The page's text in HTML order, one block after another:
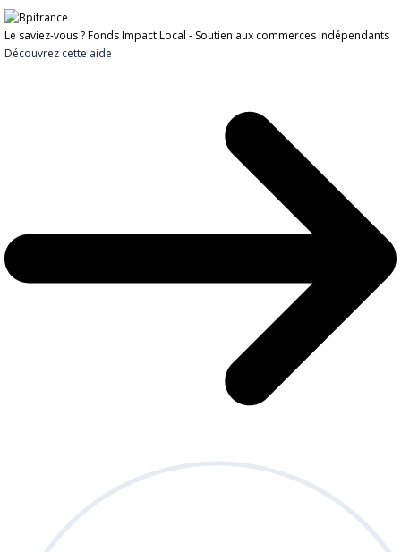
Le saviez-vous ?Fonds Impact Local - Soutien aux commerces indépendants
Découvrez cette aide